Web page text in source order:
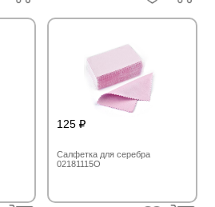
125
Салфетка для серебра
02181115O